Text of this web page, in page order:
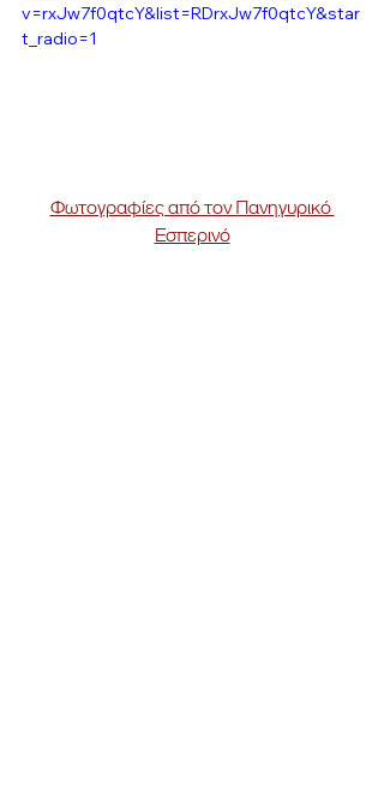
v=rxJw7f0qtcY&list=RDrxJw7f0qtcY&star
t_radio=1
Φωτογραφίες από τον Πανηγυρικό
Εσπερινό